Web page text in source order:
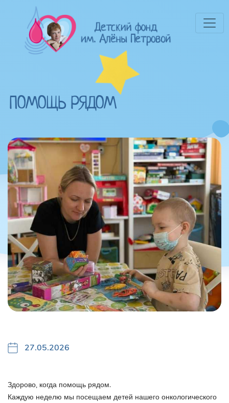
ПОМОЩЬ РЯДОМ
27.05.2026
Здорово, когда помощь рядом.
Каждую неделю мы посещаем детей нашего онкологического